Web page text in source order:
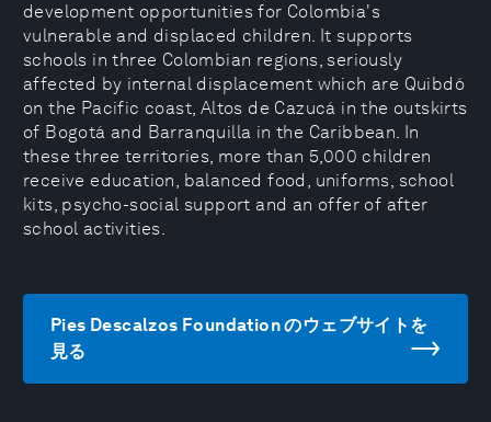
development opportunities for Colombia's
vulnerable and displaced children. It supports
schools in three Colombian regions, seriously
affected by internal displacement which are Quibdó
on the Pacific coast, Altos de Cazucá in the outskirts
of Bogotá and Barranquilla in the Caribbean. In
these three territories, more than 5,000 children
receive education, balanced food, uniforms, school
kits, psycho-social support and an offer of after
school activities.
Pies Descalzos Foundation のウェブサイトを
見る